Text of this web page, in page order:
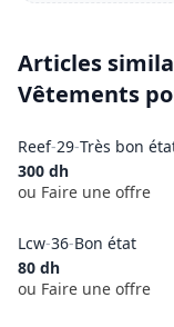
Articles
Vêtements
Reef-29-Très bon
300 dh
ou Faire une offre
Lcw-36-Bon état
80 dh
ou Faire une offre